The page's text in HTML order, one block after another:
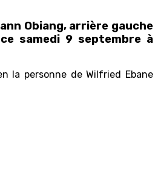
Obiang, arrière gauche
samedi 9 septembre à
la personne de Wilfried Ebane